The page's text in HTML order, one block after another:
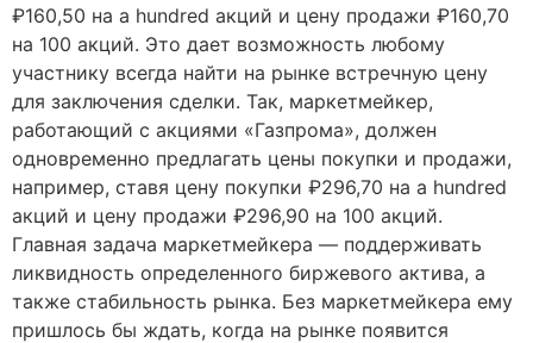
₽160,50 на a hundred акций и цену продажи ₽160,70
на 100 акций. Это дает возможность любому
участнику всегда найти на рынке встречную цену
для заключения сделки. Так, маркетмейкер,
работающий с акциями «Газпрома», должен
одновременно предлагать цены покупки и продажи,
например, ставя цену покупки ₽296,70 на a hundred
акций и цену продажи ₽296,90 на 100 акций.
Главная задача маркетмейкера — поддерживать
ликвидность определенного биржевого актива, а
также стабильность рынка. Без маркетмейкера ему
пришлось бы ждать, когда на рынке появится